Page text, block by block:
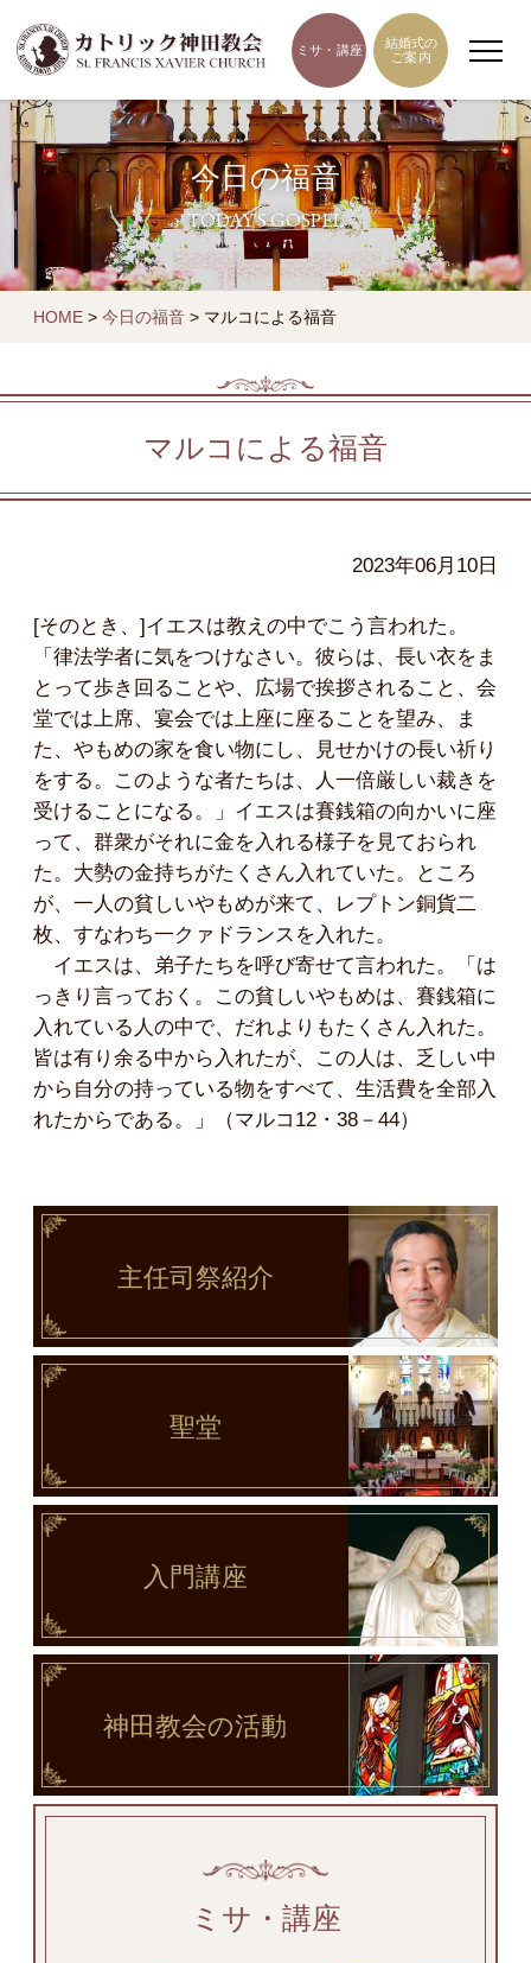
ミサ・講座
結婚式の
ご案内
今日の福音
TODAY'S GOSPEL
HOME > 今日の福音 > マルコによる福音
マルコによる福音
2023年06月10日
[そのとき、]イエスは教えの中でこう言われた。
「律法学者に気をつけなさい。彼らは、長い衣をま
とって歩き回ることや、広場で挨拶されること、会
堂では上席、宴会では上座に座ることを望み、ま
た、やもめの家を食い物にし、見せかけの長い祈り
をする。このような者たちは、人一倍厳しい裁きを
受けることになる。」イエスは賽銭箱の向かいに座
って、群衆がそれに金を入れる様子を見ておられ
た。大勢の金持ちがたくさん入れていた。ところ
が、一人の貧しいやもめが来て、レプトン銅貨二
枚、すなわち一クァドランスを入れた。
イエスは、弟子たちを呼び寄せて言われた。「は
っきり言っておく。この貧しいやもめは、賽銭箱に
入れている人の中で、だれよりもたくさん入れた。
皆は有り余る中から入れたが、この人は、乏しい中
から自分の持っている物をすべて、生活費を全部入
れたからである。」（マルコ12・38－44）
主任司祭紹介
聖堂
入門講座
神田教会の活動
ミサ・講座